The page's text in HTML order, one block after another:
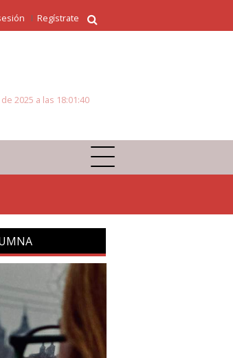
Regístrate
2025 a las 18:01:40